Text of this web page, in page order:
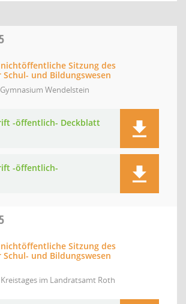
Sitzung des
Schul- und Bildungswesen
Gymnasium Wendelstein
-öffentlich- Deckblatt
-öffentlich-
Sitzung des
Schul- und Bildungswesen
im Landratsamt Roth